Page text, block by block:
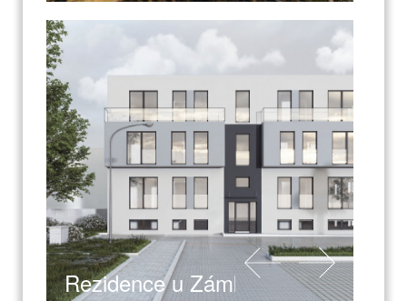
Rezidence u Zámku - Kladno